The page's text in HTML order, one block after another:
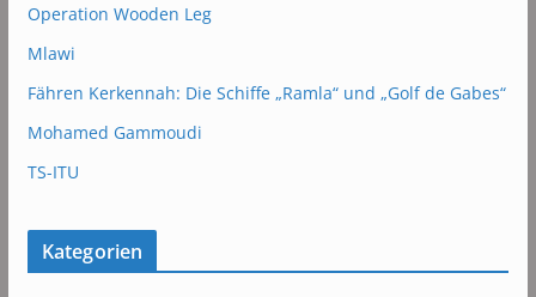
Operation Wooden Leg
Mlawi
Fähren Kerkennah: Die Schiffe „Ramla“ und „Golf de Gabes“
Mohamed Gammoudi
TS-ITU
Kategorien